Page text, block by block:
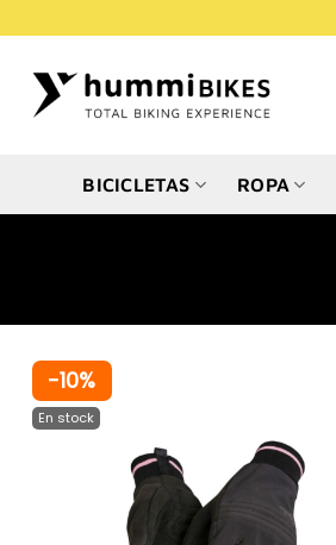
al
contenido
BICICLETAS ROPA
-10%